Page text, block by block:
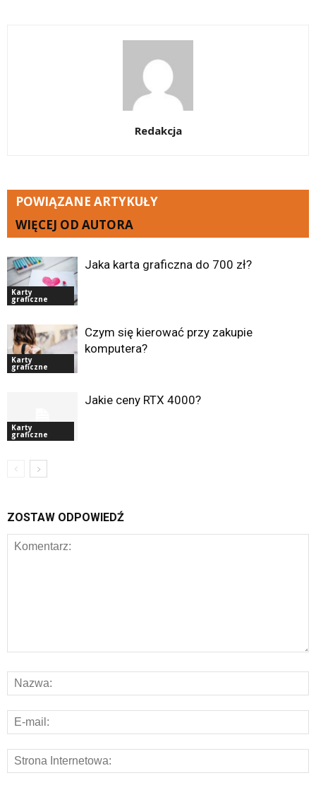
Redakcja
POWIĄZANE ARTYKUŁY
WIĘCEJ OD AUTORA
Karty
graficzne
Jaka karta graficzna do 700 zł?
Karty
graficzne
Czym się kierować przy zakupie
komputera?
Karty
graficzne
Jakie ceny RTX 4000?
ZOSTAW ODPOWIEDŹ